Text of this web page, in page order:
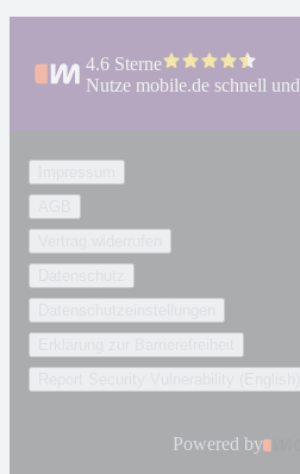
4.6 Sterne
Nutze mobile.de schnell
Powered by